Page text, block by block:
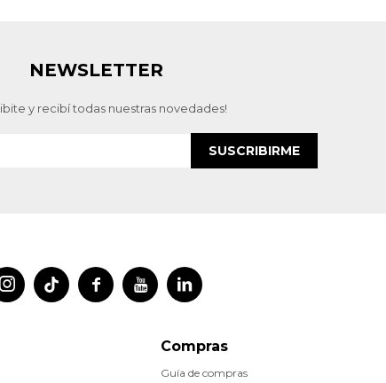
 
 
Compras
Guía de compras
NEWSLETTER
y recibí todas nuestras novedades!
SUSCRIBIRME